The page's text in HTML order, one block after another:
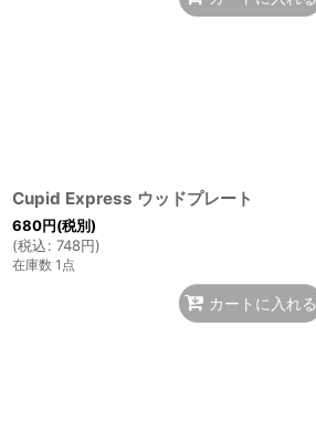
Cupid Express ウッドプレート
680円(税別)
(税込: 748円)
在庫数 1点
カートに入れる